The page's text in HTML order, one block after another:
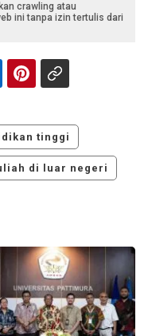
crawling atau
ini tanpa izin tertulis dari
tinggi
di luar negeri